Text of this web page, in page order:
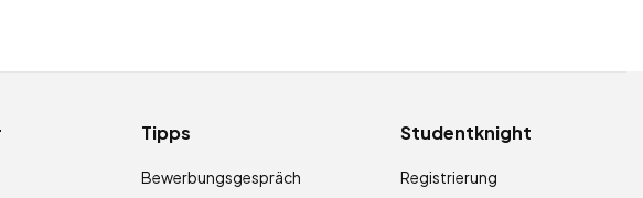
Tipps
Bewerbungsgespräch
Studentknight
Registrierung